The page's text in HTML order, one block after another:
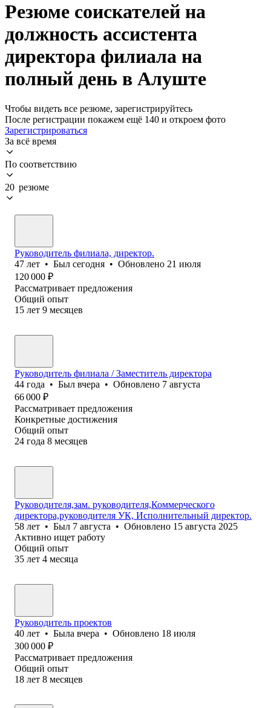
Резюме соискателей на
должность ассистента
директора филиала на
полный день в Алуште
Чтобы видеть все резюме, зарегистрируйтесь
После регистрации покажем ещё 140 и откроем фото
Зарегистрироваться
За всё время
По соответствию
20 резюме
Руководитель филиала, директор.
47 лет • Был сегодня • Обновлено 21 июля
120 000 ₽
Рассматривает предложения
Общий опыт
15 лет 9 месяцев
Руководитель филиала / Заместитель директора
44 года • Был вчера • Обновлено 7 августа
66 000 ₽
Рассматривает предложения
Конкретные достижения
Общий опыт
24 года 8 месяцев
Руководителя,зам. руководителя,Коммерческого
директора,руководителя УК, Исполнительный директор.
58 лет • Был 7 августа • Обновлено 15 августа 2025
Активно ищет работу
Общий опыт
35 лет 4 месяца
Руководитель проектов
40 лет • Была вчера • Обновлено 18 июля
300 000 ₽
Рассматривает предложения
Общий опыт
18 лет 8 месяцев